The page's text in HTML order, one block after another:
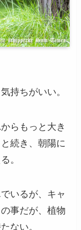
持ちがいい。
らもっと大き
続き、朝陽に
。
いるが、キャ
事だが、植物
ない。